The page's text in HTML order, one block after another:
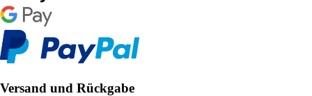
Versand und Rückgabe